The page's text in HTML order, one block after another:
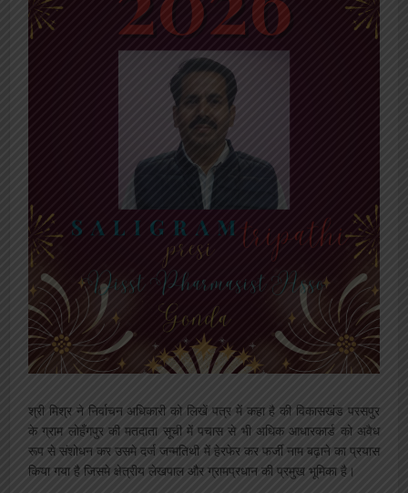
श्री मिश्र ने निर्वाचन अधिकारी को लिखें पत्र में कहा है की विकासखंड परसपुर
के ग्राम लोहँगपुर की मतदाता सूची में पचास से भी अधिक आधारकार्ड को अवैध
रूप से संशोधन कर उसमे दर्ज जन्मतिथी में हेरफेर कर फर्जी नाम बढ़ाने का प्रयास
किया गया है जिसमे क्षेत्रीय लेखपाल और ग्रामप्रधान की प्रमुख भूमिका है।